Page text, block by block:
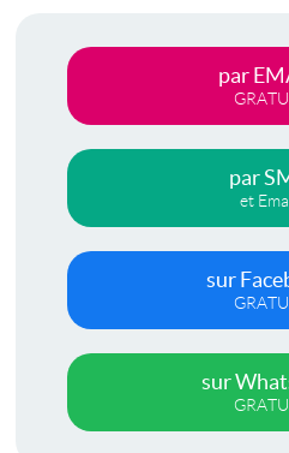
par
par
et
sur
sur